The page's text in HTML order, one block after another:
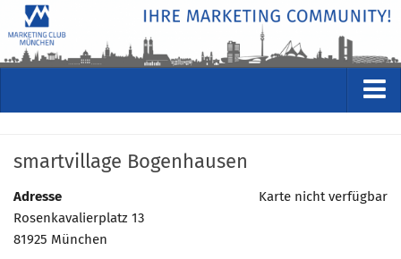
Kommende Veranstaltungen
Veranstaltungsformate
smartvillage Bogenhausen
Karte nicht verfügbar
Adresse
Rosenkavalierplatz 13
81925 München